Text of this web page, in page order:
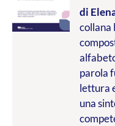
di
collana
parola
lettura
una